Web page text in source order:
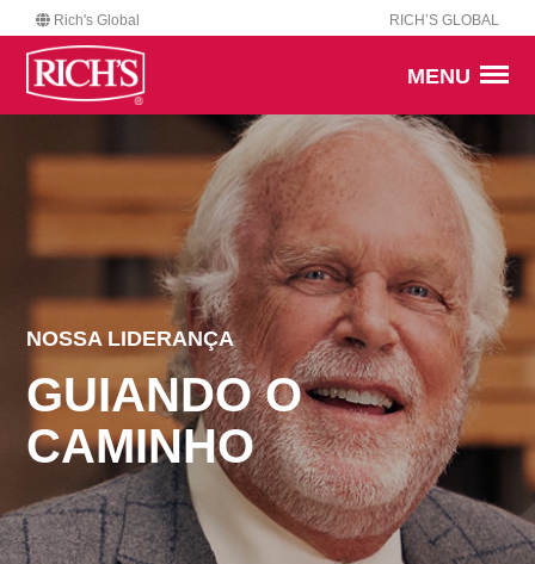
Rich's Global RICH’S GLOBAL
MENU
NOSSA LIDERANÇA
GUIANDO O
CAMINHO